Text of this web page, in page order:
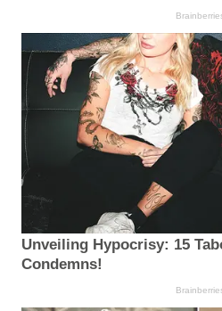
Unveiling Hypocrisy: 15
Condemns!